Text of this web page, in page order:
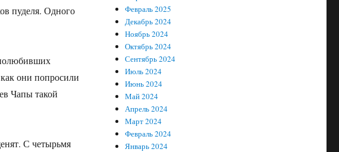
пуделя. Одного
они попросили
Чапы такой
С четырьмя
Февраль 2025
Декабрь 2024
Ноябрь 2024
Октябрь 2024
Сентябрь 2024
Июль 2024
Июнь 2024
Май 2024
Апрель 2024
Март 2024
Февраль 2024
Январь 2024